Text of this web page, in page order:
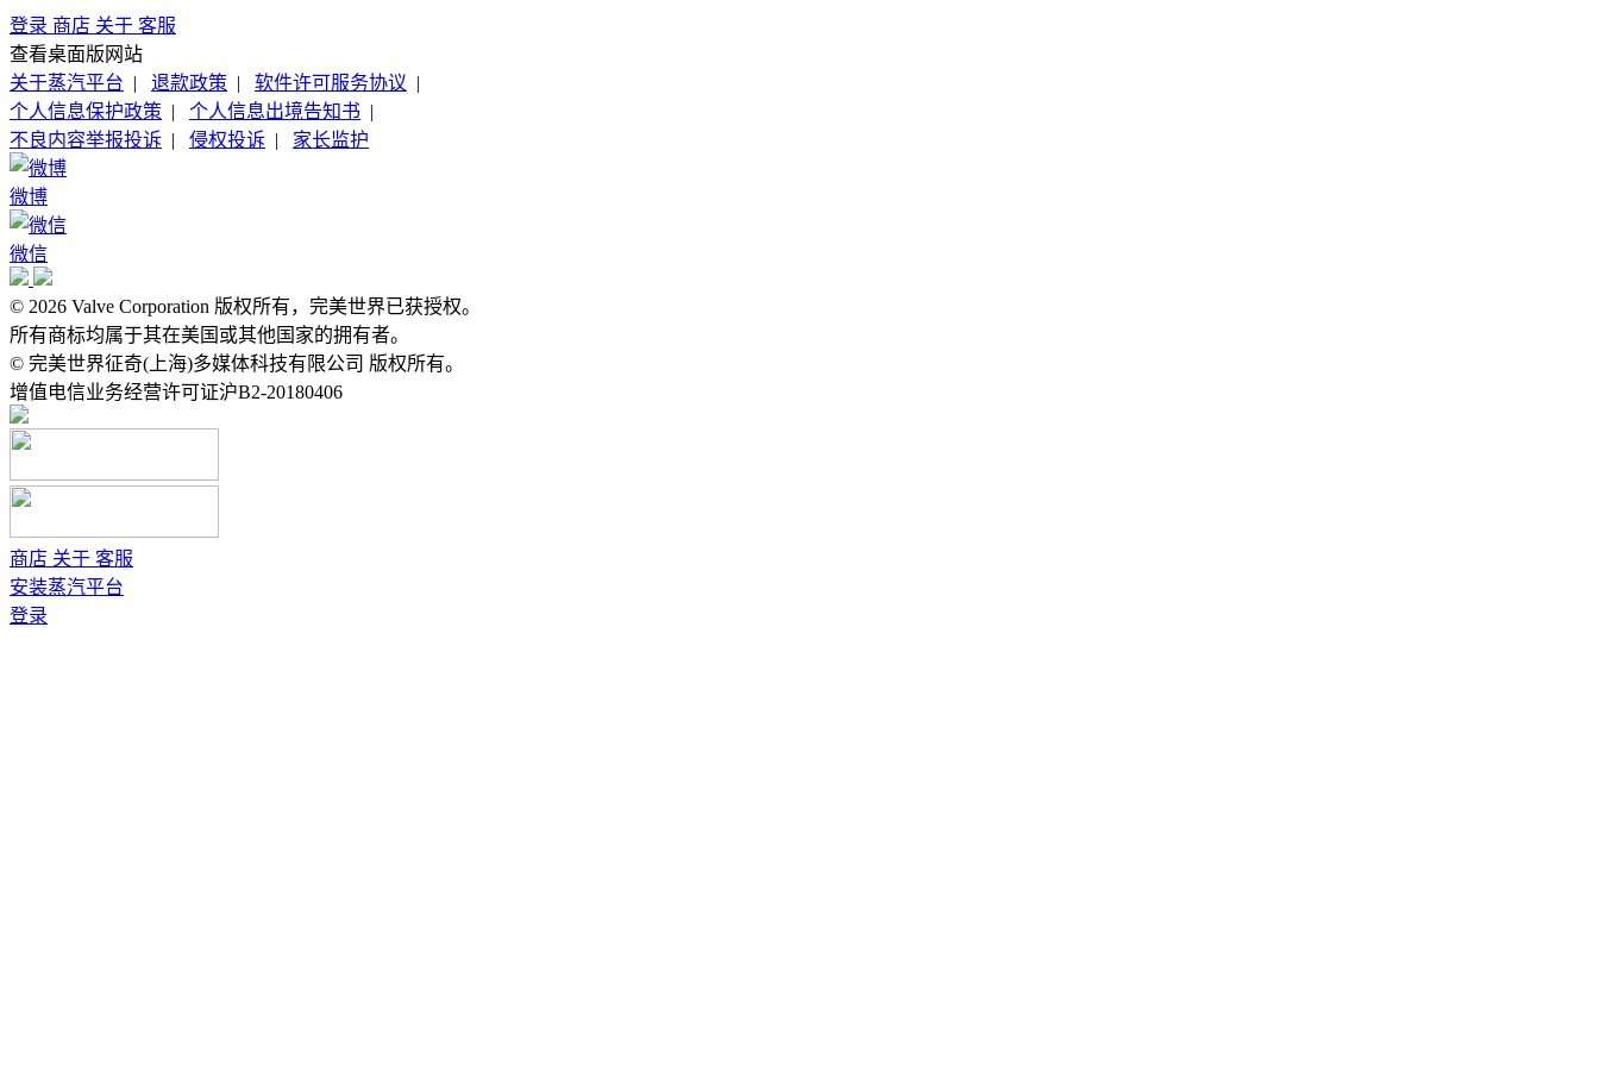
登录 商店 关于 客服
查看桌面版网站
关于蒸汽平台 | 退款政策 | 软件许可服务协议 |
个人信息保护政策 | 个人信息出境告知书 |
不良内容举报投诉 | 侵权投诉 | 家长监护
微博
微信
© 2026 Valve Corporation 版权所有，完美世界已获授权。
所有商标均属于其在美国或其他国家的拥有者。
© 完美世界征奇(上海)多媒体科技有限公司 版权所有。
增值电信业务经营许可证沪B2-20180406
商店 关于 客服
安装蒸汽平台
登录